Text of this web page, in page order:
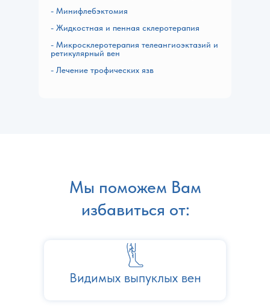
- Минифлебэктомия
- Жидкостная и пенная склеротерапия
- Микросклеротерапия телеангиоэктазий и
ретикулярный вен
- Лечение трофических язв
Мы поможем Вам
избавиться от:
Видимых выпуклых вен